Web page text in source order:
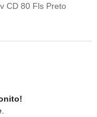
CD 80 Fls Preto